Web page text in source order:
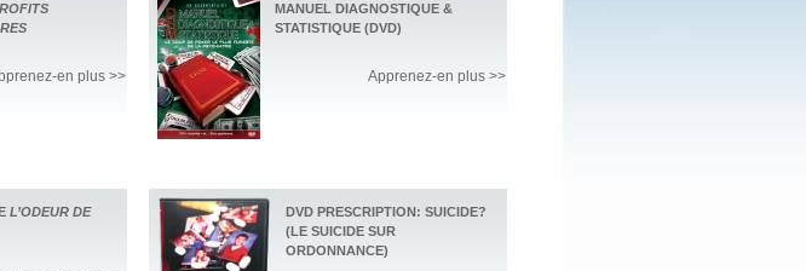
en plus >>
MANUEL DIAGNOSTIQUE &
STATISTIQUE (DVD)
Apprenez-en plus >>
L’ODEUR DE
DVD PRESCRIPTION: SUICIDE?
(LE SUICIDE SUR
ORDONNANCE)